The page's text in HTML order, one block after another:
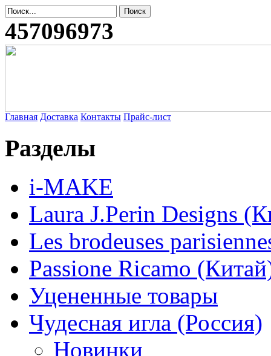
457096973
Главная Доставка Контакты Прайс-лист
Разделы
i-MAKE
Laura J.Perin Designs
Les brodeuses
Passione Ricamo
Уцененные товары
Чудесная игла (Россия)
Новинки